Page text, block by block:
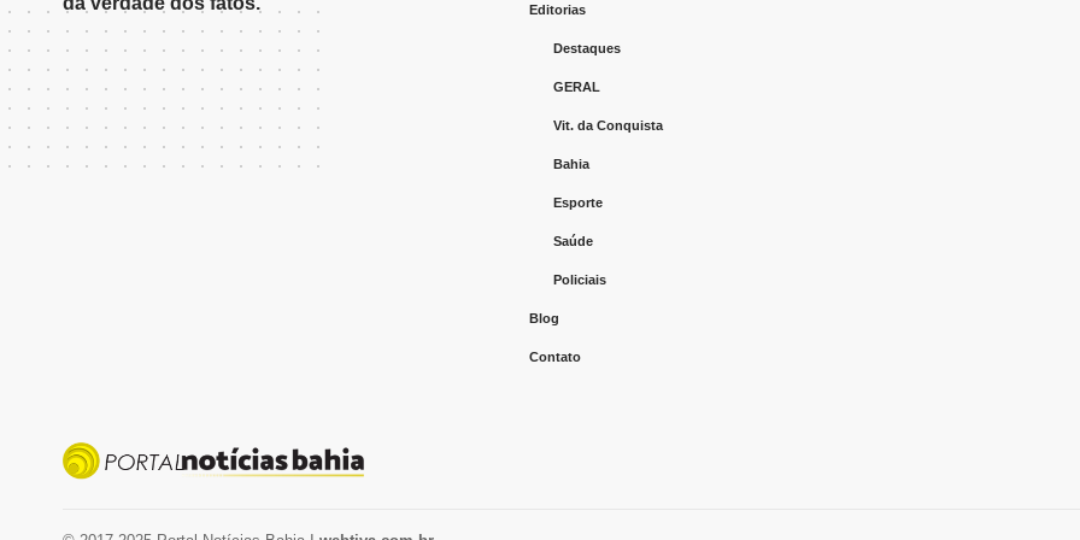
Editorias
Destaques
GERAL
Vit. da Conquista
Bahia
Esporte
Saúde
Policiais
Blog
Contato